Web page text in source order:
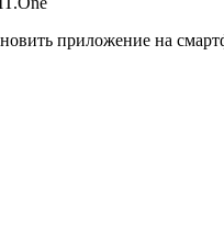
приложение на